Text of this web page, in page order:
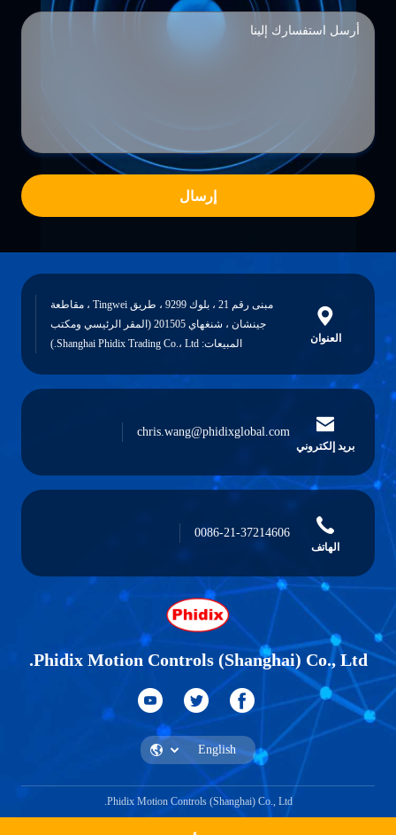
إرسال
العنوان
مبنى رقم 21 ، بلوك 9299 ، طريق Tingwei ، مقاطعة
جينشان ، شنغهاي 201505 (المقر الرئيسي ومكتب
المبيعات: Shanghai Phidix Trading Co.، Ltd.)
بريد إلكتروني
chris.wang@phidixglobal.com
الهاتف
0086-21-37214606
Phidix Motion Controls (Shanghai) Co., Ltd.
Phidix Motion Controls (Shanghai) Co., Ltd.